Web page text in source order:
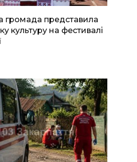
громада представила
культуру на фестивалі